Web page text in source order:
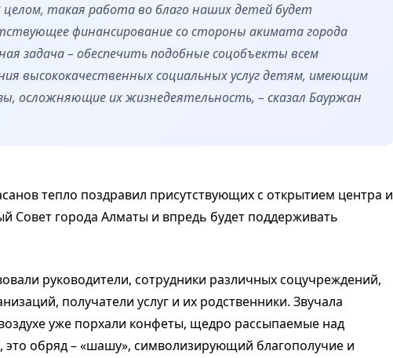
целом, такая работа во благо наших детей будет
финансирование со стороны акимата города
задача – обеспечить подобные соцобъекты всем
высококачественных социальных услуг детям, имеющим
осложняющие их жизнедеятельность, – сказал Бауржан
тепло поздравил присутствующих с открытием центра и
Совет города Алматы и впредь будет поддерживать
руководители, сотрудники различных соцучреждений,
получатели услуг и их родственники. Звучала
уже порхали конфеты, щедро рассыпаемые над
это обряд – «шашу», символизирующий благополучие и